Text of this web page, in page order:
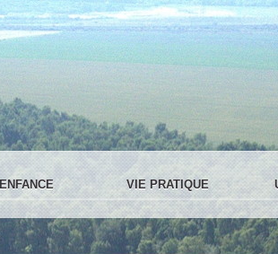
ENFANCE VIE PRATIQUE